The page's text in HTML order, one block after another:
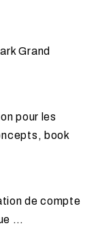
Grand
pour les
book
de compte
…